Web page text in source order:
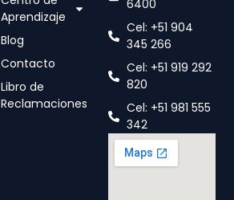
Aprendizaje
Blog
Contacto
Libro de
Reclamaciones
6400
Cel: +51 904
345 266
Cel: +51 919 292
820
Cel: +51 981 555
342